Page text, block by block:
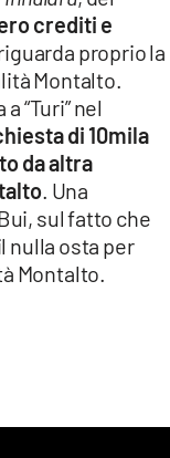
crediti e
proprio la
Montalto.
“Turi” nel
di 10mila
da altra
. Una
sul fatto che
nulla osta per
Montalto.